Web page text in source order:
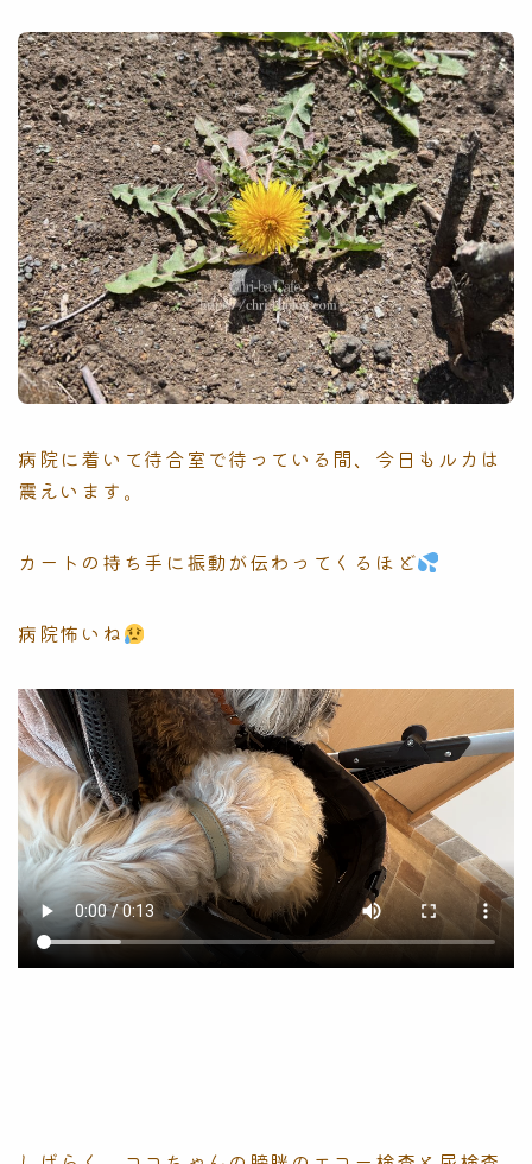
病院に着いて待合室で待っている間、今日もルカは
震えいます。
カートの持ち手に振動が伝わってくるほど
病院怖いね